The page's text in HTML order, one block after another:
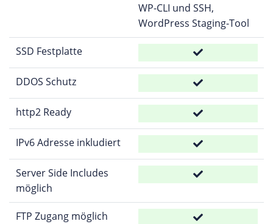
WP-CLI und SSH,
WordPress Staging-Tool
SSD Festplatte
DDOS Schutz
http2 Ready
IPv6 Adresse inkludiert
Server Side Includes
möglich
FTP Zugang möglich